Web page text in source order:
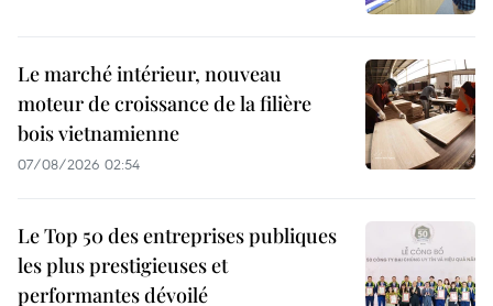
Le marché intérieur, nouveau
moteur de croissance de la filière
bois vietnamienne
07/08/2026 02:54
Le Top 50 des entreprises publiques
les plus prestigieuses et
performantes dévoilé